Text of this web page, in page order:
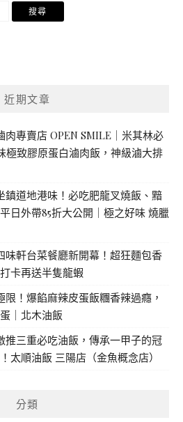
近期文章
肉專賣店 OPEN SMILE｜米其林必
極致膠原蛋白滷肉飯，神級滷大排
鎮道地港味！必吃肥龍叉燒飯、黯
日外帶85折大公開｜極之好味 燒臘
味軒台菜餐廳新開幕！超狂麵包香
卡再送半隻龍蝦
限！爆餡麻辣皮蛋飯糰香辣過癮，
｜北木油飯
推三重必吃油飯，傳承一甲子的冠
太順油飯 三陽店（金魚概念店）
分類